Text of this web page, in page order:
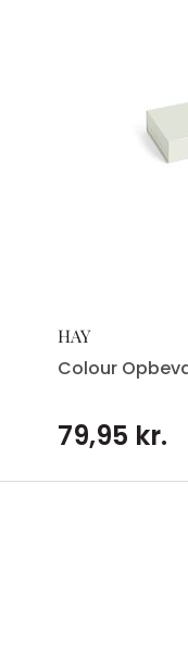
HAY
Colour
79,95 kr.